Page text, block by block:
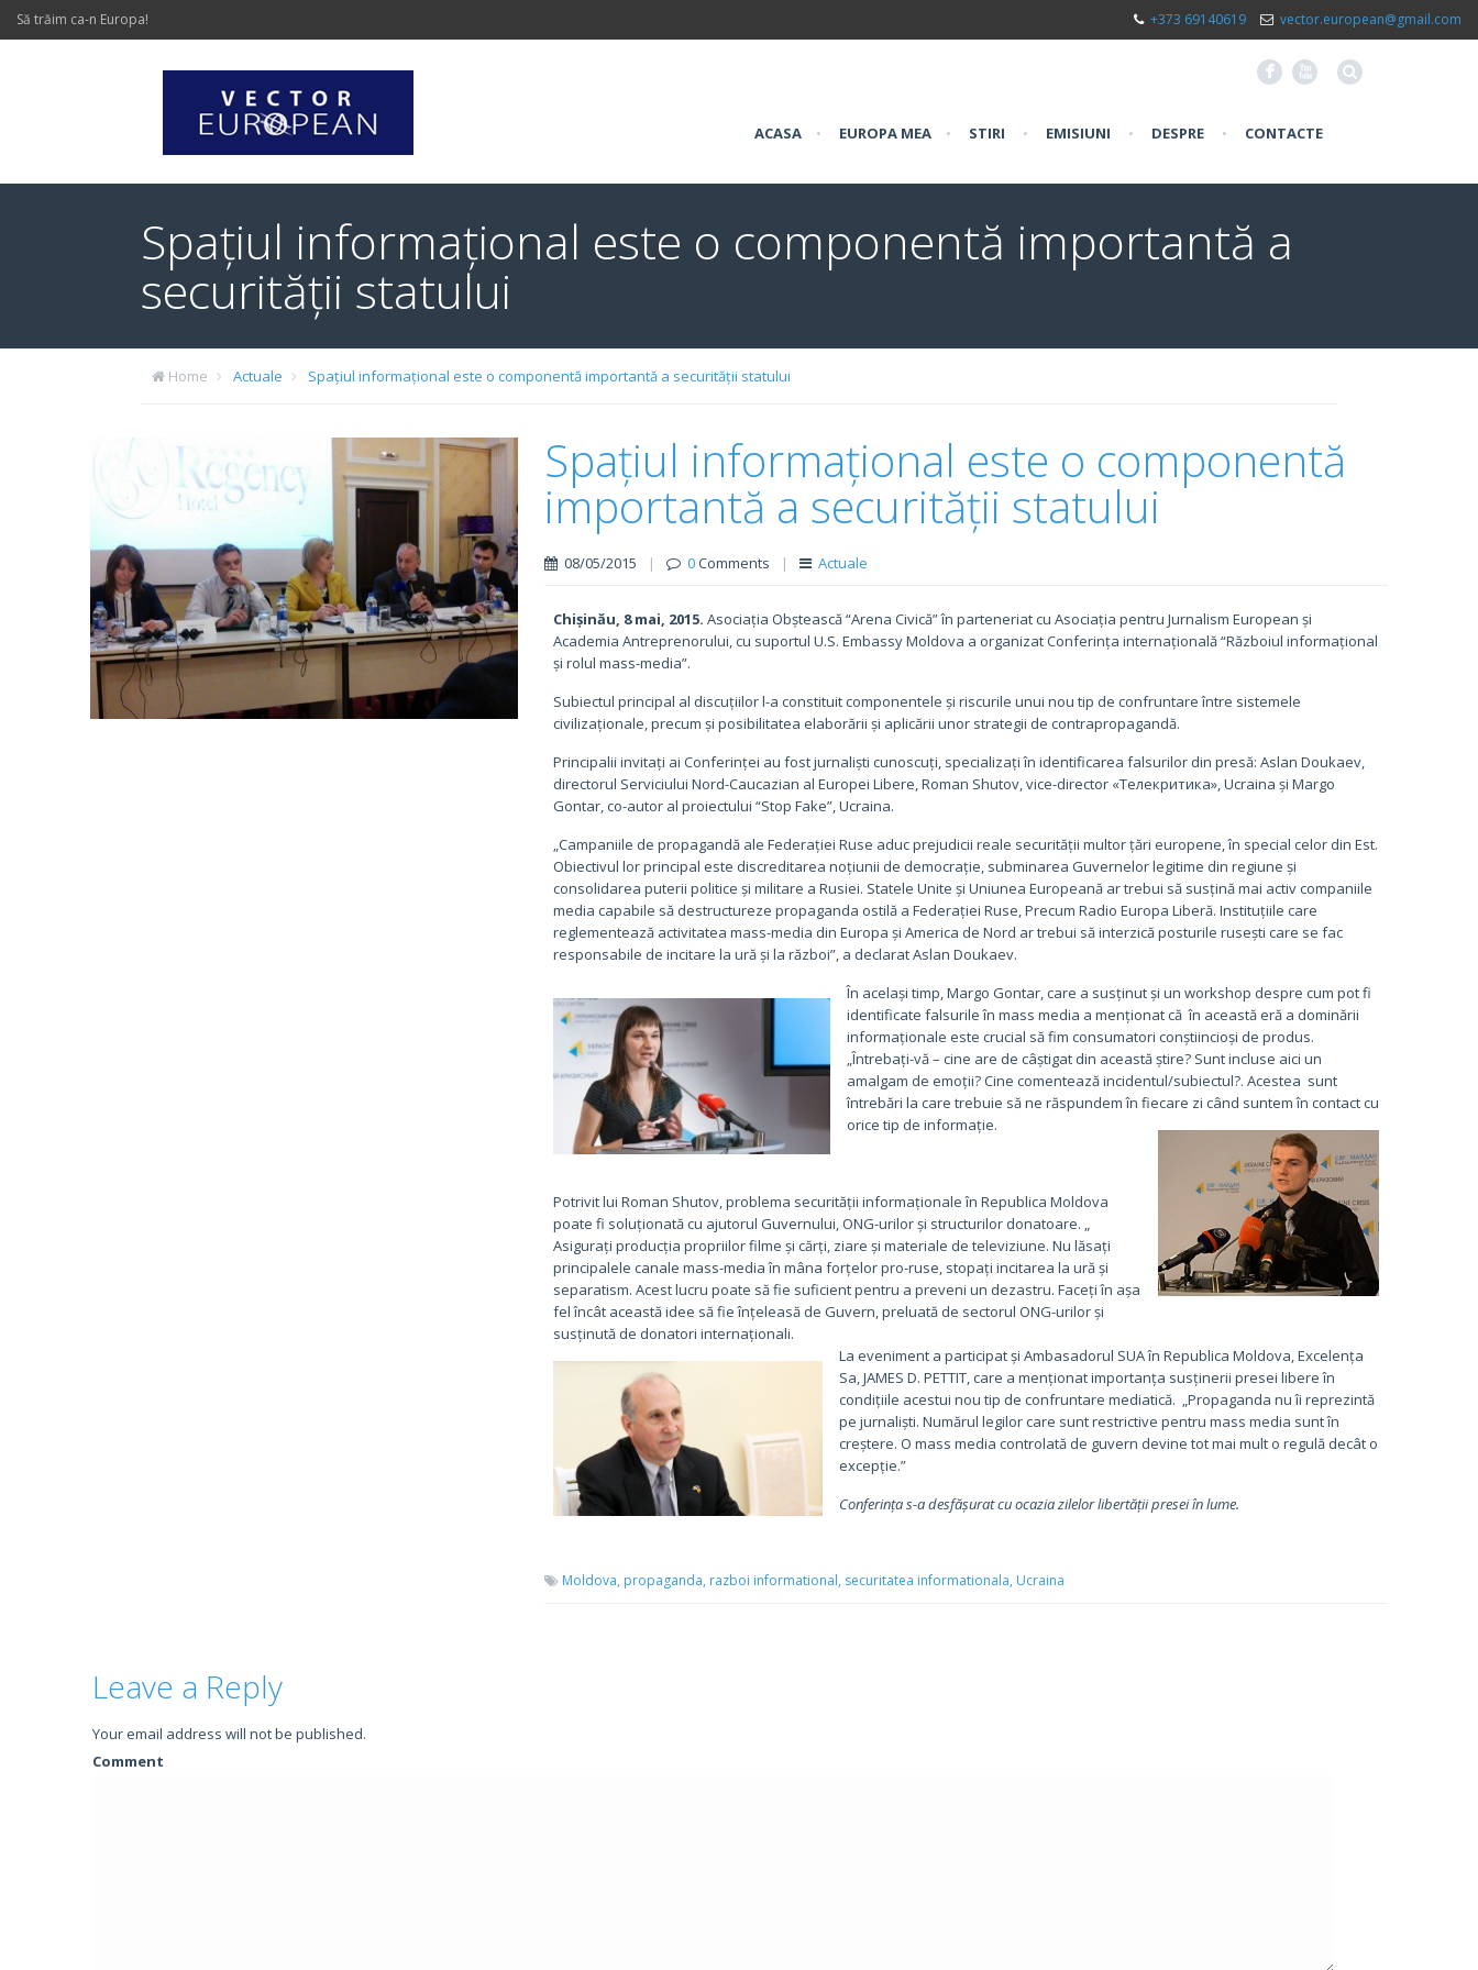
Să trăim ca-n Europa! +373 69140619 vector.european@gmail.com
F X
ACASA • EUROPA MEA • STIRI • EMISIUNI • DESPRE • CONTACTE
Spațiul informațional este o componentă importantă a
securității statului
Home Actuale Spațiul informațional este o componentă importantă a securității statului
Spațiul informațional este o componentă
importantă a securității statului
08/05/2015 | 0Comments | Actuale
Chișinău, 8 mai, 2015. Asociația Obștească “Arena Civică” în parteneriat cu Asociația pentru Jurnalism European și
Academia Antreprenorului, cu suportul U.S. Embassy Moldova a organizat Conferința internațională “Războiul informațional
și rolul mass-media”.
Subiectul principal al discuțiilor l-a constituit componentele și riscurile unui nou tip de confruntare între sistemele
civilizaționale, precum și posibilitatea elaborării și aplicării unor strategii de contrapropagandă.
Principalii invitați ai Conferinței au fost jurnaliști cunoscuți, specializați în identificarea falsurilor din presă: Aslan Doukaev,
directorul Serviciului Nord-Caucazian al Europei Libere, Roman Shutov, vice-director «Телекритика», Ucraina și Margo
Gontar, co-autor al proiectului “Stop Fake”, Ucraina.
„Campaniile de propagandă ale Federației Ruse aduc prejudicii reale securității multor țări europene, în special celor din Est.
Obiectivul lor principal este discreditarea noțiunii de democrație, subminarea Guvernelor legitime din regiune și
consolidarea puterii politice și militare a Rusiei. Statele Unite și Uniunea Europeană ar trebui să susțină mai activ companiile
media capabile să destructureze propaganda ostilă a Federației Ruse, Precum Radio Europa Liberă. Instituțiile care
reglementează activitatea mass-media din Europa și America de Nord ar trebui să interzică posturile rusești care se fac
responsabile de incitare la ură și la război”, a declarat Aslan Doukaev.
În același timp, Margo Gontar, care a susținut și un workshop despre cum pot fi
identificate falsurile în mass media a menționat că în această eră a dominării
informaționale este crucial să fim consumatori conștiincioși de produs.
„Întrebați-vă – cine are de câștigat din această știre? Sunt incluse aici un
amalgam de emoții? Cine comentează incidentul/subiectul?. Acestea sunt
întrebări la care trebuie să ne răspundem în fiecare zi când suntem în contact cu
orice tip de informație.
Potrivit lui Roman Shutov, problema securității informaționale în Republica Moldova
poate fi soluționată cu ajutorul Guvernului, ONG-urilor și structurilor donatoare. „
Asigurați producția propriilor filme și cărți, ziare și materiale de televiziune. Nu lăsați
principalele canale mass-media în mâna forțelor pro-ruse, stopați incitarea la ură și
separatism. Acest lucru poate să fie suficient pentru a preveni un dezastru. Faceți în așa
fel încât această idee să fie înțeleasă de Guvern, preluată de sectorul ONG-urilor și
susținută de donatori internaționali.
La eveniment a participat și Ambasadorul SUA în Republica Moldova, Excelența
Sa, JAMES D. PETTIT, care a menționat importanța susținerii presei libere în
condițiile acestui nou tip de confruntare mediatică. „Propaganda nu îi reprezintă
pe jurnaliști. Numărul legilor care sunt restrictive pentru mass media sunt în
creștere. O mass media controlată de guvern devine tot mai mult o regulă decât o
excepție.”
Conferința s-a desfășurat cu ocazia zilelor libertății presei în lume.
Moldova, propaganda, razboi informational, securitatea informationala, Ucraina
Leave a Reply
Your email address will not be published.
Comment